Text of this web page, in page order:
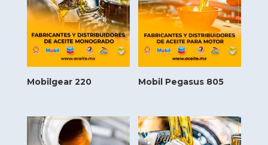
Mobilgear 220 Mobil Pegasus 805